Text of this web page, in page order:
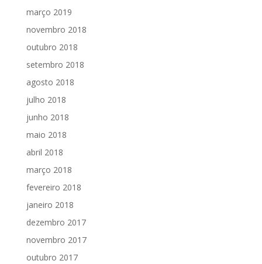
março 2019
novembro 2018
outubro 2018
setembro 2018
agosto 2018
julho 2018
junho 2018
maio 2018
abril 2018
março 2018
fevereiro 2018
janeiro 2018
dezembro 2017
novembro 2017
outubro 2017